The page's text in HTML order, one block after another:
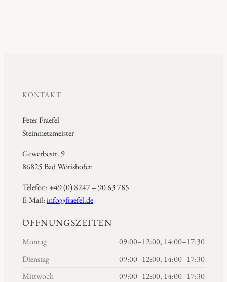
KONTAKT
Peter Fraefel
Steinmetzmeister
Gewerbestr. 9
86825 Bad Wörishofen
Telefon: +49 (0) 8247 – 90 63 785
E-Mail:info@fraefel.de
ÖFFNUNGSZEITEN
Montag
09:00–12:00, 14:00–17:30
Dienstag
09:00–12:00, 14:00–17:30
Mittwoch
09:00–12:00, 14:00–17:30